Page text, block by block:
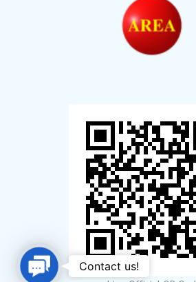
Contact
Us
Contact us!